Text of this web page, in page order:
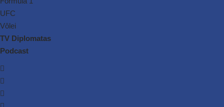
UFC
Vôlei
TV Diplomatas
Podcast